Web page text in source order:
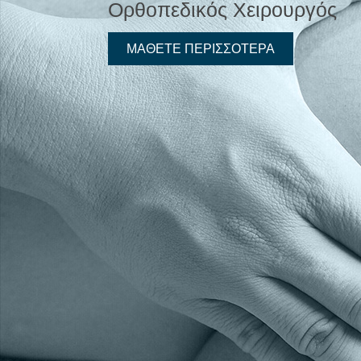
Ορθοπεδικός Χειρουργός
ΜΑΘΕΤΕ ΠΕΡΙΣΣΟΤΕΡΑ